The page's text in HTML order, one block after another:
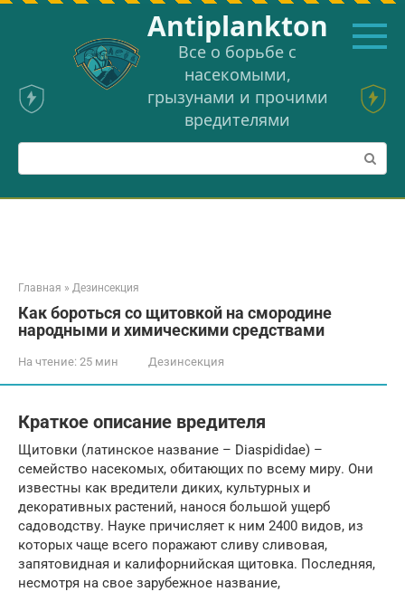
Перейти
Аntiplankton
Все о борьбе с
насекомыми,
грызунами и прочими
вредителями
Поиск:
Главная » Дезинсекция
Как бороться со щитовкой на смородине
народными и химическими средствами
На чтение: 25 мин Дезинсекция
Краткое описание вредителя
Щитовки (латинское название – Diaspididae) –
семейство насекомых, обитающих по всему миру. Они
известны как вредители диких, культурных и
декоративных растений, нанося большой ущерб
садоводству. Науке причисляет к ним 2400 видов, из
которых чаще всего поражают сливу сливовая,
запятовидная и калифорнийская щитовка. Последняя,
несмотря на свое зарубежное название,